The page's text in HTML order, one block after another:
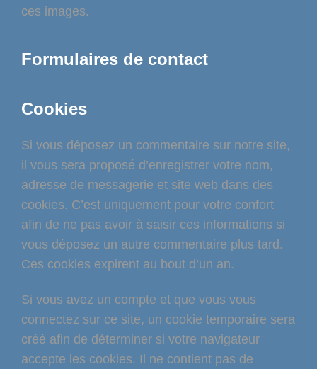
ces images.
Formulaires de contact
Cookies
Si vous déposez un commentaire sur notre site,
il vous sera proposé d’enregistrer votre nom,
adresse de messagerie et site web dans des
cookies. C’est uniquement pour votre confort
afin de ne pas avoir à saisir ces informations si
vous déposez un autre commentaire plus tard.
Ces cookies expirent au bout d’un an.
Si vous avez un compte et que vous vous
connectez sur ce site, un cookie temporaire sera
créé afin de déterminer si votre navigateur
accepte les cookies. Il ne contient pas de